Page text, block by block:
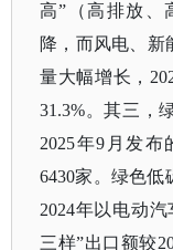
高”（高排放、
降，而风电、新
量大幅增长，
31.3%。其三，
2025年9月发
6430家。绿色低
2024年以电动
三样”出口额较